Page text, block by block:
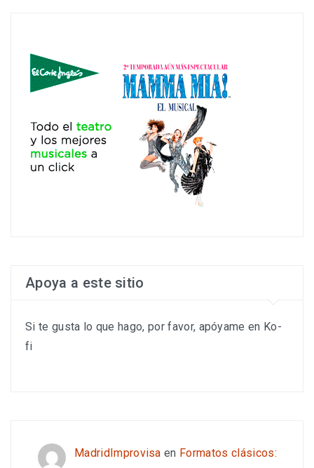
Apoya a este sitio
Si te gusta lo que hago, por favor, apóyame en Ko-
fi
MadridImprovisa en Formatos clásicos: